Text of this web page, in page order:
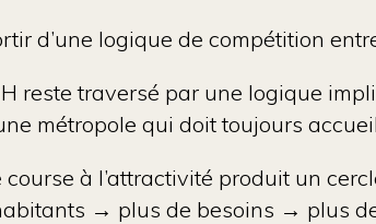
d’une logique de compétition
reste traversé par une logique
métropole qui doit toujours
course à l’attractivité produit un
→ plus de besoins → plus